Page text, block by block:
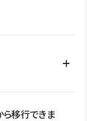
サイト、ブロ
移行できま